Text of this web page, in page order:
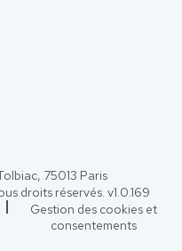
75013 Paris
droits réservés. v1.0.169
Gestion des cookies et
consentements